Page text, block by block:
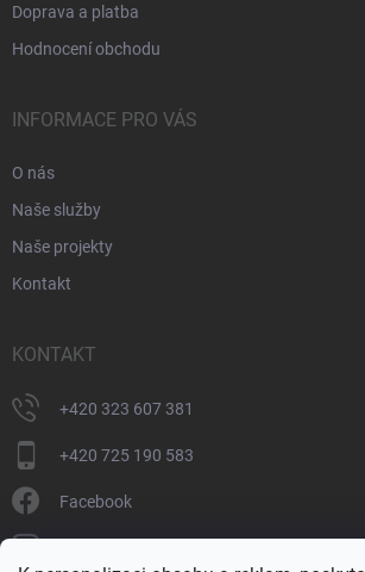
Doprava a platba
Hodnocení obchodu
INFORMACE PRO VÁS
O nás
Naše služby
Naše projekty
Kontakt
KONTAKT
+420 323 607 381
+420 725 190 583
Facebook